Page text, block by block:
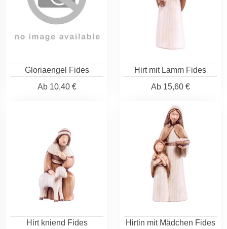
Gloriaengel Fides
Ab10,40 €
Hirt mit Lamm Fides
Ab15,60 €
Hirt kniend Fides
Hirtin mit Mädchen Fides